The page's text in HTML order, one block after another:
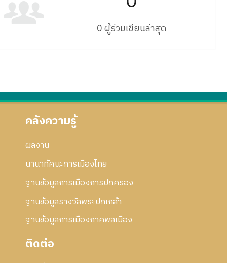
0 ผู้ร่วมเขียนล่าสุด
คลังความรู้
ผลงาน
นานาทัศนะการเมืองไทย
ฐานข้อมูลการเมืองการปกครอง
ฐานข้อมูลรางวัลพระปกเกล้า
ฐานข้อมูลการเมืองภาคพลเมือง
ติดต่อ